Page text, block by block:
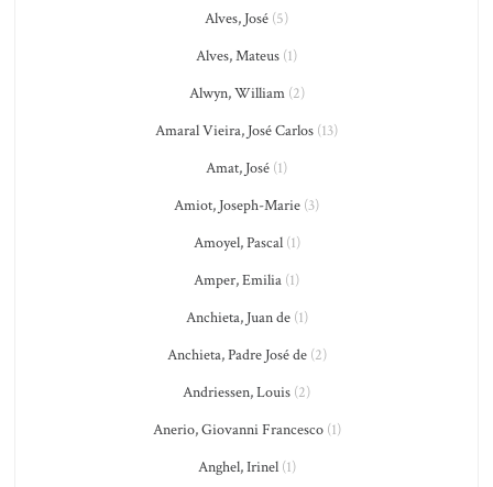
Alves, José (5)
Alves, Mateus (1)
Alwyn, William(2)
Amaral Vieira, José Carlos (13)
Amat, José (1)
Amiot, Joseph-Marie (3)
Amoyel, Pascal(1)
Amper, Emilia (1)
Anchieta, Juan de(1)
Anchieta, Padre José de(2)
Andriessen, Louis (2)
Anerio, Giovanni Francesco(1)
Anghel, Irinel(1)